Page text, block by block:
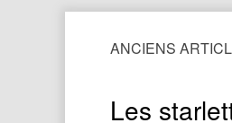
ANCIENS
Les